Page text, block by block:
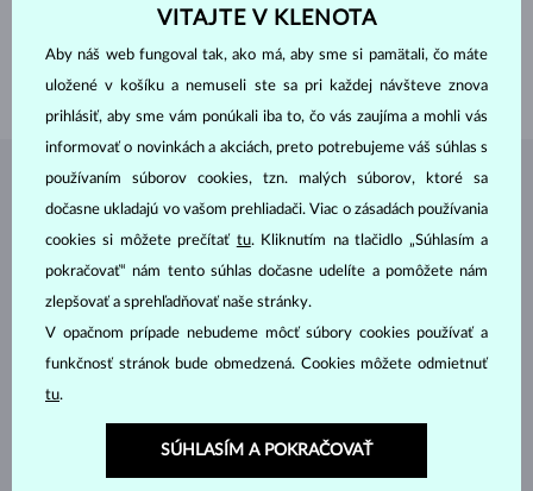
FARBAbiela
KVALITA AAA
PRIEMER
5 - 5.5 mm
VÁHA 1.45 g
ŠPERKY ZATELIÉRU KLENOTA
VITAJTE V KLENOTA
Aby náš web fungoval tak, ako má, aby sme si pamätali, čo máte
uložené v košíku a nemuseli ste sa pri každej návšteve znova
prihlásiť, aby sme vám ponúkali iba to, čo vás zaujíma a mohli vás
informovať o novinkách a akciách, preto potrebujeme váš súhlas s
používaním súborov cookies, tzn. malých súborov, ktoré sa
dočasne ukladajú vo vašom prehliadači. Viac o zásadách používania
cookies si môžete prečítať tu. Kliknutím na tlačidlo „Súhlasím a
pokračovať“ nám tento súhlas dočasne udelíte a pomôžete nám
zlepšovať a sprehľadňovať naše stránky.
V opačnom prípade nebudeme môcť súbory cookies používať a
funkčnosť stránok bude obmedzená. Cookies môžete odmietnuť
tu.
SÚHLASÍM A POKRAČOVAŤ